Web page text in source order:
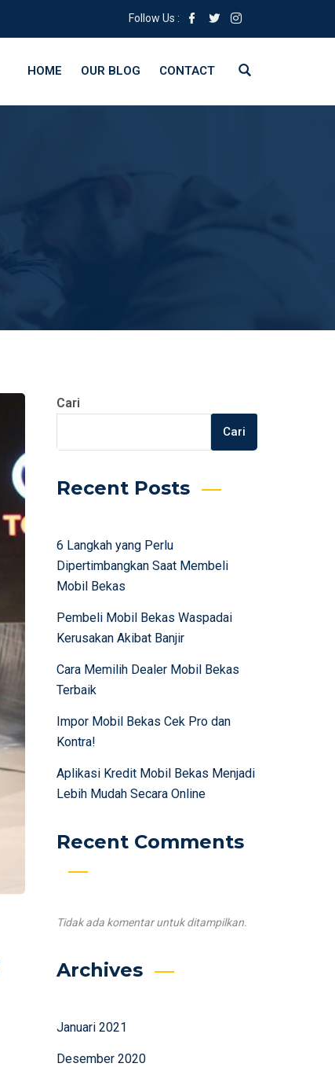
Follow Us :
HOME OUR BLOG CONTACT
Cari
Cari
Recent Posts
6 Langkah yang Perlu
Dipertimbangkan Saat Membeli
Mobil Bekas
Pembeli Mobil Bekas Waspadai
Kerusakan Akibat Banjir
Cara Memilih Dealer Mobil Bekas
Terbaik
Impor Mobil Bekas Cek Pro dan
Kontra!
Aplikasi Kredit Mobil Bekas Menjadi
Lebih Mudah Secara Online
Recent Comments
Tidak ada komentar untuk ditampilkan.
Archives
Januari 2021
Desember 2020